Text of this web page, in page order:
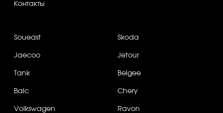
Контакты
Soueast
Jaecoo
Tank
Baic
Volkswagen
Skoda
Jetour
Belgee
Chery
Ravon